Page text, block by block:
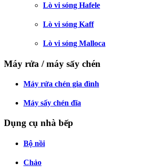
Lò vi sóng Hafele
Lò vi sóng Kaff
Lò vi sóng Malloca
Máy rửa / máy sấy chén
Máy rửa chén gia đình
Máy sấy chén đĩa
Dụng cụ nhà bếp
Bộ nồi
Chảo